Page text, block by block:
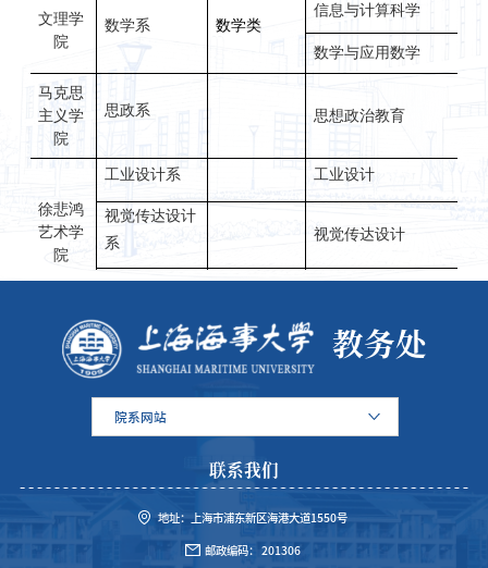
文理学
院
数学系 数学类
信息与计算科学
数学与应用数学
马克思
主义学
院
思政系 思想政治教育
徐悲鸿
艺术学
院
工业设计系 工业设计
视觉传达设计
系
视觉传达设计
绘画系 绘画
教务处
院系网站
联系我们
地址：上海市浦东新区海港大道1550号
邮政编码： 201306